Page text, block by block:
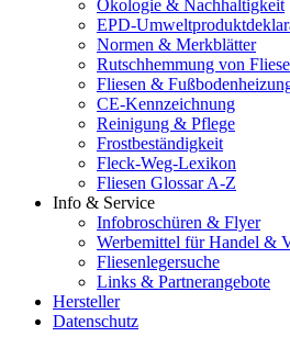
Ökologie & Nachhaltigkeit
EPD-
Normen & Merkblätter
Rutschhemmung von
Fliesen &
CE-Kennzeichnung
Reinigung & Pflege
Frostbeständigkeit
Fleck-Weg-Lexikon
Fliesen Glossar A-Z
Info & Service
Infobroschüren & Flyer
Werbemittel für Handel &
Fliesenlegersuche
Links & Partnerangebote
Hersteller
Datenschutz